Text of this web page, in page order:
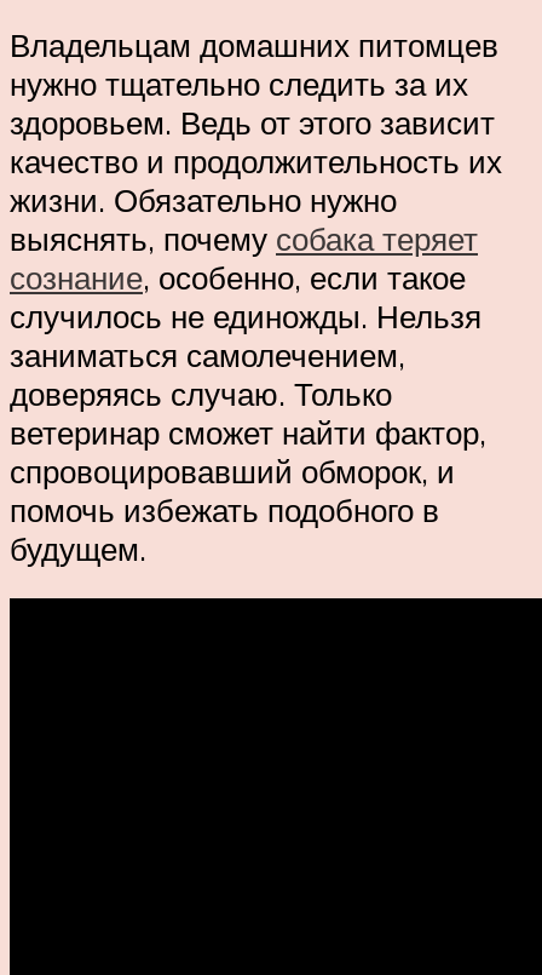
Владельцам домашних питомцев
нужно тщательно следить за их
здоровьем. Ведь от этого зависит
качество и продолжительность их
жизни. Обязательно нужно
выяснять, почему собака теряет
сознание, особенно, если такое
случилось не единожды. Нельзя
заниматься самолечением,
доверяясь случаю. Только
ветеринар сможет найти фактор,
спровоцировавший обморок, и
помочь избежать подобного в
будущем.